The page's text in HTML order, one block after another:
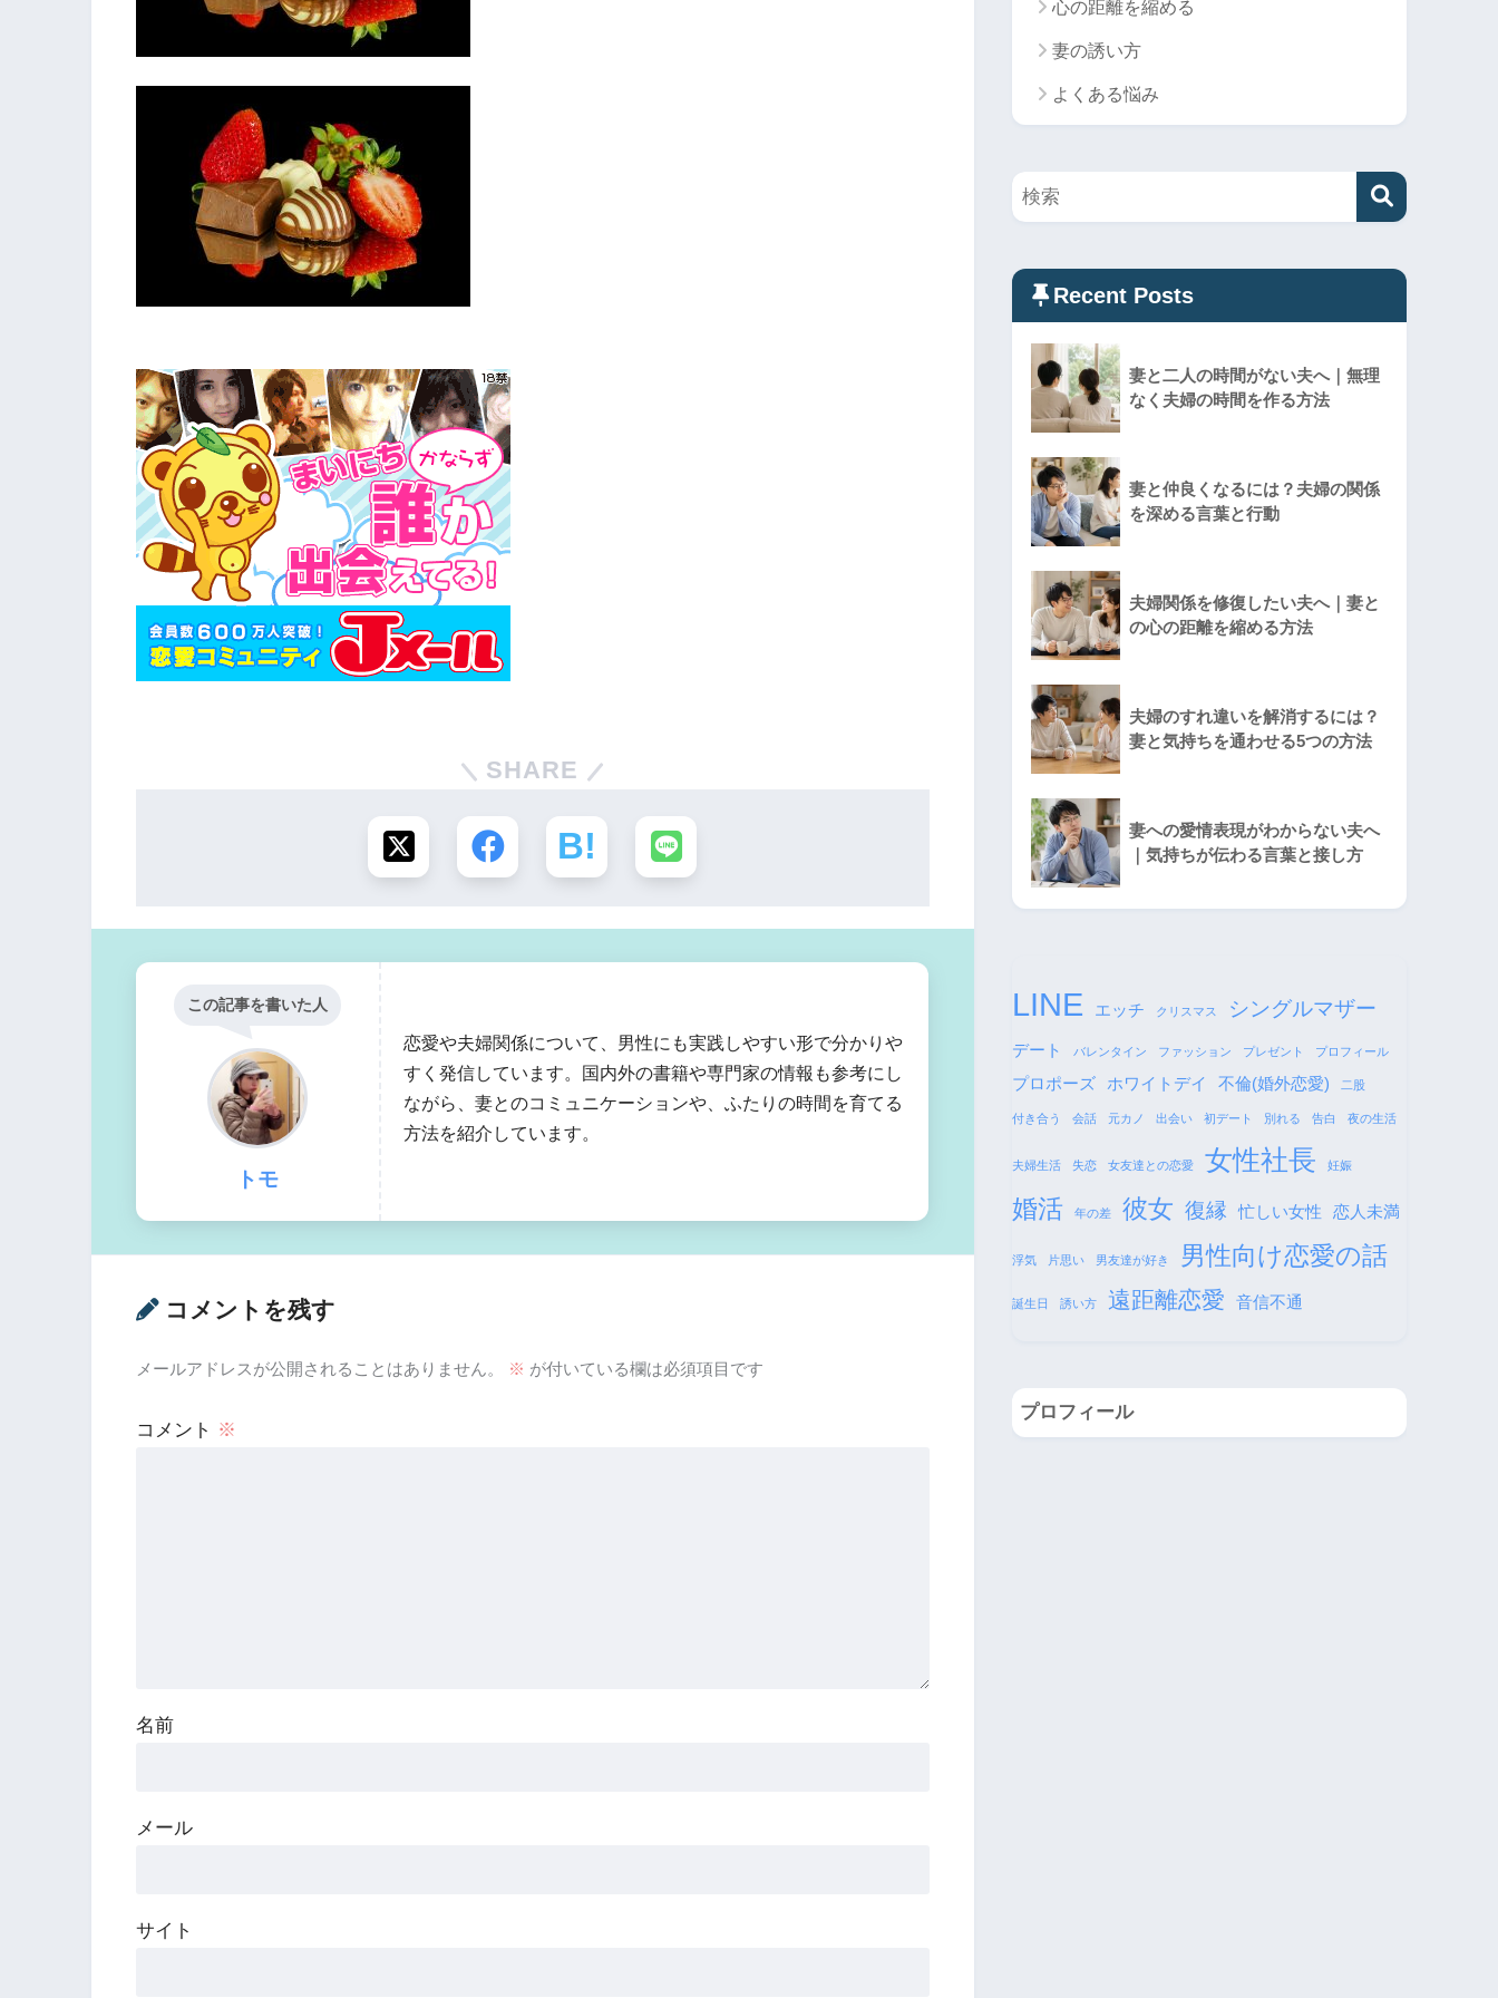
SHARE
この記事を書いた人
トモ
恋愛や夫婦関係について、男性にも実践しやすい形で分かりや
すく発信しています。国内外の書籍や専門家の情報も参考にし
ながら、妻とのコミュニケーションや、ふたりの時間を育てる
方法を紹介しています。
コメントを残す
メールアドレスが公開されることはありません。 ※ が付いている欄は必須項目です
コメント ※
名前
メール
サイト
心の距離を縮める
妻の誘い方
よくある悩み
Recent Posts
妻と二人の時間がない夫へ｜無理
なく夫婦の時間を作る方法
妻と仲良くなるには？夫婦の関係
を深める言葉と行動
夫婦関係を修復したい夫へ｜妻と
の心の距離を縮める方法
夫婦のすれ違いを解消するには？
妻と気持ちを通わせる5つの方法
妻への愛情表現がわからない夫へ
｜気持ちが伝わる言葉と接し方
LINE エッチ クリスマス シングルマザー
デート バレンタイン ファッション プレゼント プロフィール
プロポーズ ホワイトデイ 不倫(婚外恋愛) 二股
付き合う 会話 元カノ 出会い 初デート 別れる 告白 夜の生活
夫婦生活 失恋 女友達との恋愛 女性社長 妊娠
婚活 年の差 彼女 復縁 忙しい女性 恋人未満
浮気 片思い 男友達が好き 男性向け恋愛の話
誕生日 誘い方 遠距離恋愛 音信不通
プロフィール